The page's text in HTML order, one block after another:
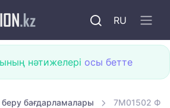
RU
нәтижелері осы бетте
беру бағдарламалары 7M01502